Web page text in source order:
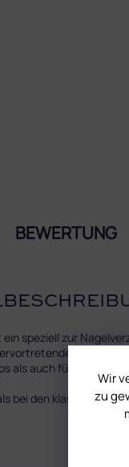
Wir
zu
BEWERTUNG
ein speziell zur
als auch für den
bei den klassischen